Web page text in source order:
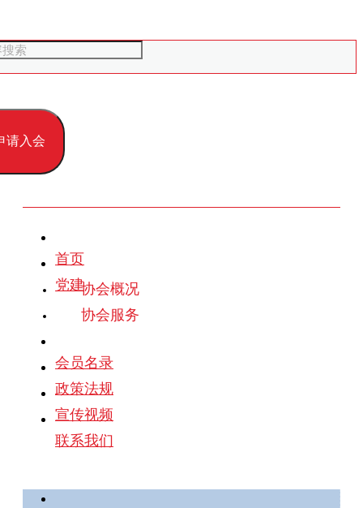
请入会
首页
党建协会概况
协会服务
会员名录
政策法规
宣传视频
联系我们